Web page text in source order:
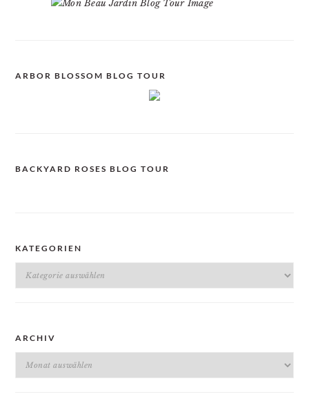
ARBOR BLOSSOM BLOG TOUR
BACKYARD ROSES BLOG TOUR
KATEGORIEN
Kategorien
ARCHIV
Archiv